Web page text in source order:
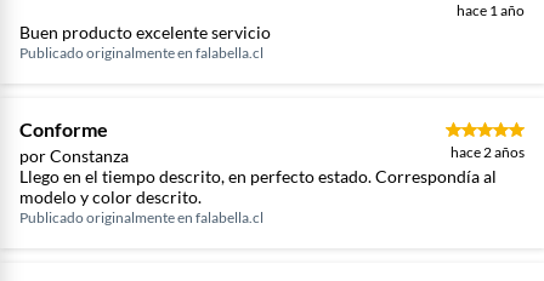
hace 1 año
Buen producto excelente servicio
Publicado originalmente en falabella.cl
Conforme
por Constanza hace 2 años
Llego en el tiempo descrito, en perfecto estado. Correspondía al
modelo y color descrito.
Publicado originalmente en falabella.cl